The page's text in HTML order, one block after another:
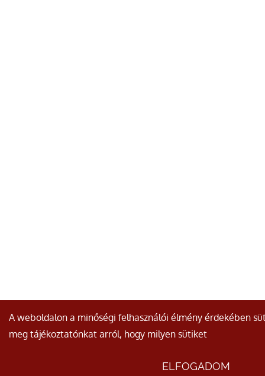
AJÁNLATKÉRÉS
A weboldalon a minőségi felhasználói élmény érdekében
meg tájékoztatónkat arról, hogy milyen sütiket
ELFOGADOM